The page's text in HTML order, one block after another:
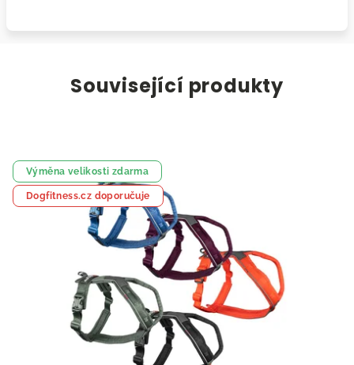
Související produkty
Výměna velikosti zdarma
Dogfitness.cz doporučuje